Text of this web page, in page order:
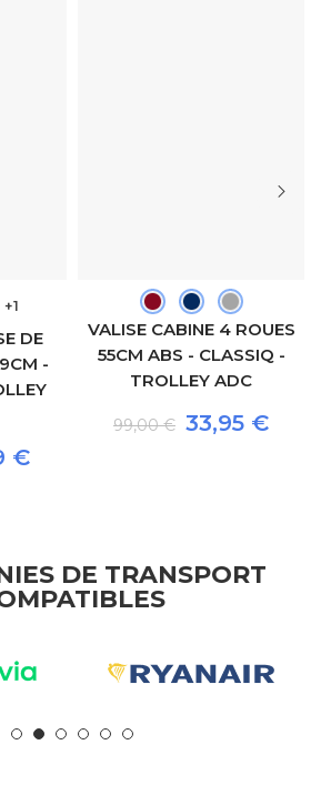
+1
DE
-
€
VALISE CABINE 4 ROUES
55CM ABS - CLASSIQ -
TROLLEY ADC
99,00 € 33,95 €
DE TRANSPORT